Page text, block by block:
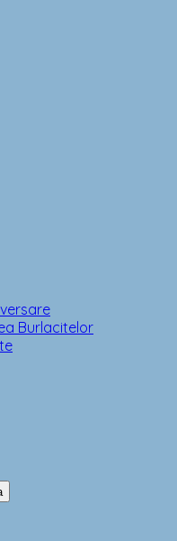
Burlacitelor